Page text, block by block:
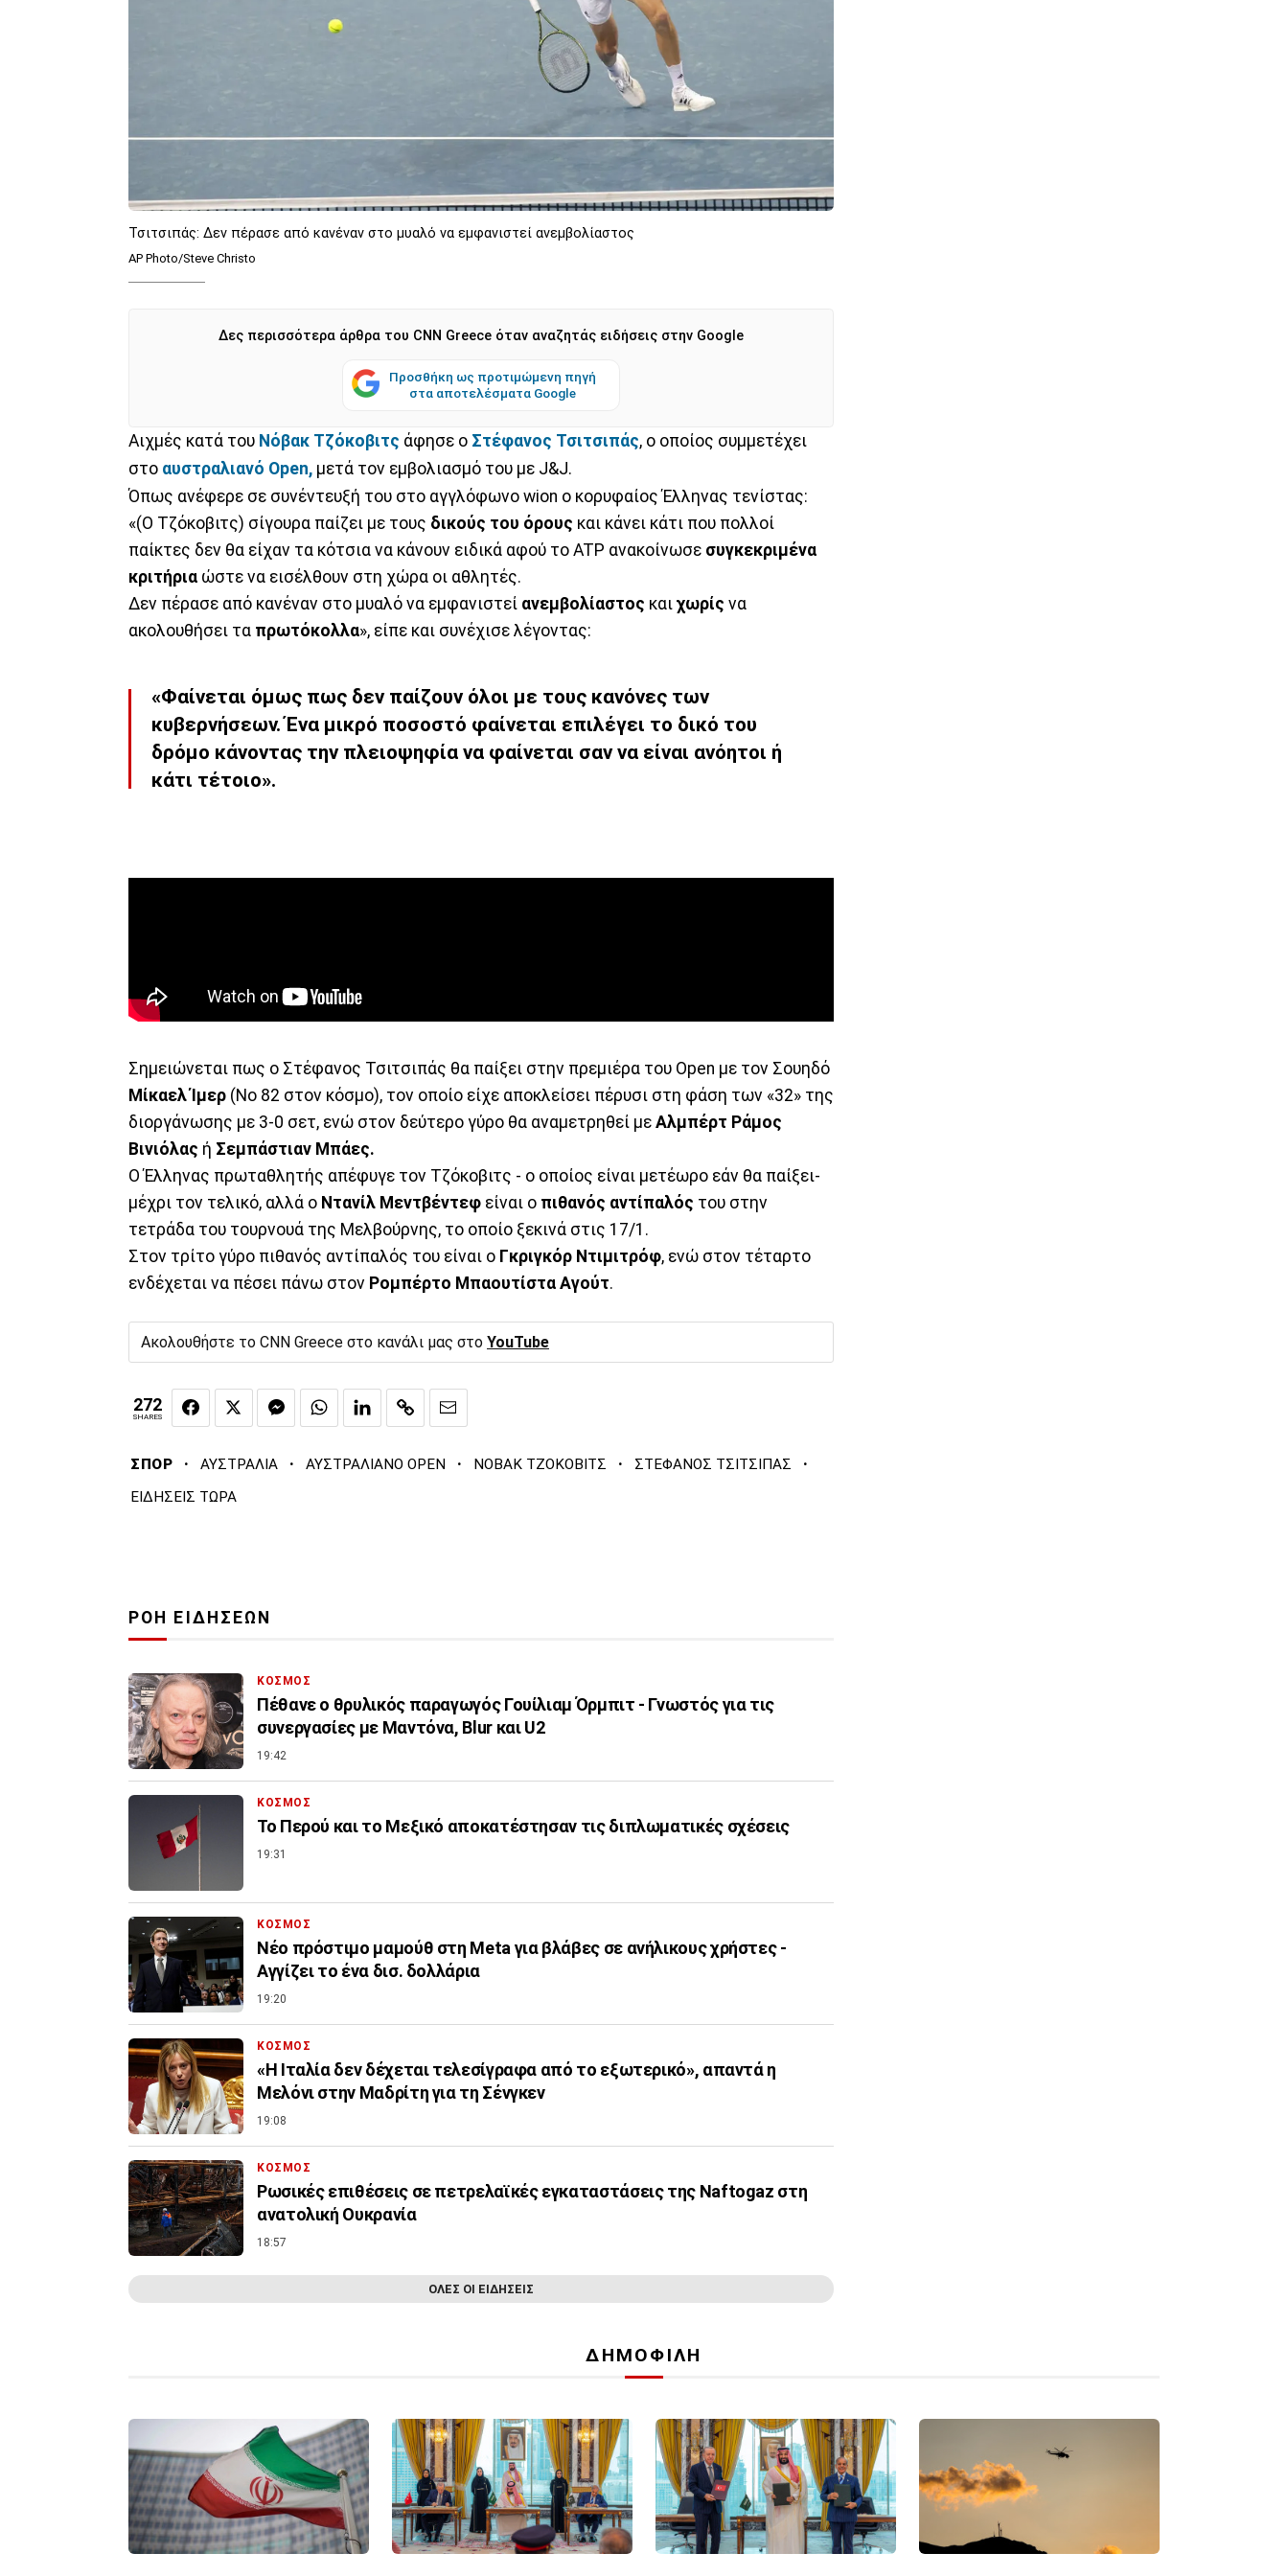
Τσιτσιπάς: Δεν πέρασε από κανέναν στο μυαλό να εμφανιστεί ανεμβολίαστος
AP Photo/Steve Christo
Δες περισσότερα άρθρα του CNN Greece όταν αναζητάς ειδήσεις στην Google
Προσθήκη ως προτιμώμενη πηγή
στα αποτελέσματα Google
Αιχμές κατά του Νόβακ Τζόκοβιτς άφησε ο Στέφανος Τσιτσιπάς, ο οποίος συμμετέχει
στο αυστραλιανό Open, μετά τον εμβολιασμό του με J&J.
Όπως ανέφερε σε συνέντευξή του στο αγγλόφωνο wion ο κορυφαίος Έλληνας τενίστας:
«(Ο Τζόκοβιτς) σίγουρα παίζει με τους δικούς του όρους και κάνει κάτι που πολλοί
παίκτες δεν θα είχαν τα κότσια να κάνουν ειδικά αφού το ATP ανακοίνωσε συγκεκριμένα
κριτήρια ώστε να εισέλθουν στη χώρα οι αθλητές.
Δεν πέρασε από κανέναν στο μυαλό να εμφανιστεί ανεμβολίαστος και χωρίς να
ακολουθήσει τα πρωτόκολλα», είπε και συνέχισε λέγοντας:
«Φαίνεται όμως πως δεν παίζουν όλοι με τους κανόνες των
κυβερνήσεων. Ένα μικρό ποσοστό φαίνεται επιλέγει το δικό του
δρόμο κάνοντας την πλειοψηφία να φαίνεται σαν να είναι ανόητοι ή
κάτι τέτοιο».
Σημειώνεται πως ο Στέφανος Τσιτσιπάς θα παίξει στην πρεμιέρα του Open με τον Σουηδό
Μίκαελ Ίμερ (Νο 82 στον κόσμο), τον οποίο είχε αποκλείσει πέρυσι στη φάση των «32» της
διοργάνωσης με 3-0 σετ, ενώ στον δεύτερο γύρο θα αναμετρηθεί με Αλμπέρτ Ράμος
Βινιόλας ή Σεμπάστιαν Μπάες.
Ο Έλληνας πρωταθλητής απέφυγε τον Τζόκοβιτς - ο οποίος είναι μετέωρο εάν θα παίξει-
μέχρι τον τελικό, αλλά ο Ντανίλ Μεντβέντεφ είναι ο πιθανός αντίπαλός του στην
τετράδα του τουρνουά της Μελβούρνης, το οποίο ξεκινά στις 17/1.
Στον τρίτο γύρο πιθανός αντίπαλός του είναι ο Γκριγκόρ Ντιμιτρόφ, ενώ στον τέταρτο
ενδέχεται να πέσει πάνω στον Ρομπέρτο Μπαουτίστα Αγούτ.
Ακολουθήστε το CNN Greece στο κανάλι μας στο YouTube
272
SHARES
ΣΠΟΡ · ΑΥΣΤΡΑΛΙΑ · ΑΥΣΤΡΑΛΙΑΝΟ OPEN · ΝΟΒΑΚ ΤΖΟΚΟΒΙΤΣ · ΣΤΕΦΑΝΟΣ ΤΣΙΤΣΙΠΑΣ ·
ΕΙΔΗΣΕΙΣ ΤΩΡΑ
ΡΟΗ ΕΙΔΗΣΕΩΝ
ΚΟΣΜΟΣ
Πέθανε ο θρυλικός παραγωγός Γουίλιαμ Όρμπιτ - Γνωστός για τις
συνεργασίες με Μαντόνα, Blur και U2
19:42
ΚΟΣΜΟΣ
Το Περού και το Μεξικό αποκατέστησαν τις διπλωματικές σχέσεις
19:31
ΚΟΣΜΟΣ
Nέο πρόστιμο μαμούθ στη Meta για βλάβες σε ανήλικους χρήστες -
Αγγίζει το ένα δισ. δολλάρια
19:20
ΚΟΣΜΟΣ
«Η Ιταλία δεν δέχεται τελεσίγραφα από το εξωτερικό», απαντά η
Μελόνι στην Μαδρίτη για τη Σένγκεν
19:08
ΚΟΣΜΟΣ
Ρωσικές επιθέσεις σε πετρελαϊκές εγκαταστάσεις της Naftogaz στη
ανατολική Ουκρανία
18:57
ΟΛΕΣ ΟΙ ΕΙΔΗΣΕΙΣ
ΔΗΜΟΦΙΛΗ